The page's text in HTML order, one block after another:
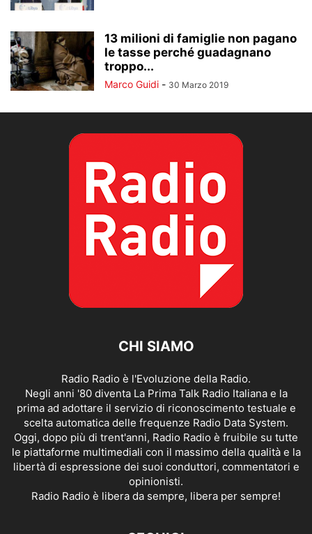
13 milioni di famiglie non pagano
le tasse perché guadagnano
troppo...
Marco Guidi - 30 Marzo 2019
CHI SIAMO
Radio Radio è l'Evoluzione della Radio.
Negli anni '80 diventa La Prima Talk Radio Italiana e la
prima ad adottare il servizio di riconoscimento testuale e
scelta automatica delle frequenze Radio Data System.
Oggi, dopo più di trent'anni, Radio Radio è fruibile su tutte
le piattaforme multimediali con il massimo della qualità e la
libertà di espressione dei suoi conduttori, commentatori e
opinionisti.
Radio Radio è libera da sempre, libera per sempre!